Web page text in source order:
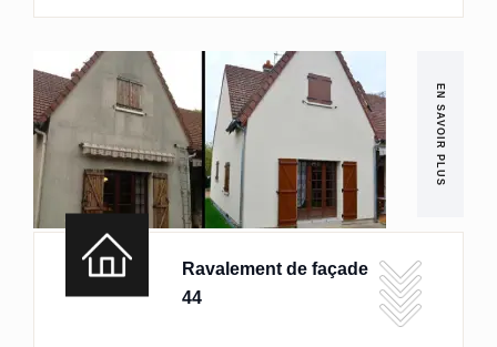
EN SAVOIR PLUS
Ravalement de façade
44